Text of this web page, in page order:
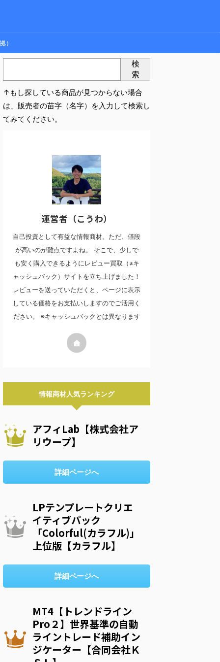
）
検
索
↑もし探している商品が見つからない場合
は、販売者の苗字（名字）を入力して検索し
てみてください。
運営者（こうわ）
自己投資として有益な情報商材。ただ、値段
が高いのが難点ですよね。 そこで、少しで
も安く購入できるようにレビュー買取（≠キ
ャッシュバック）サイトを立ち上げました！
レビューを送っていただくと、ページに表示
している価格をお支払いしますのでご活用く
ださい。 ※キャッシュバックとは異なります
情報商材人気ランキング
アフィLab【株式会社ア
リウープ】
詳細ページへ
LPテンプレートクリエ
イティブパック
「Colorful(カラフル)」
上位版【カラフル】
詳細ページへ
MT4【トレンドライン
Pro２】世界基準の自動
ライントレード補助イン
ジケーター【合同会社Ｋ